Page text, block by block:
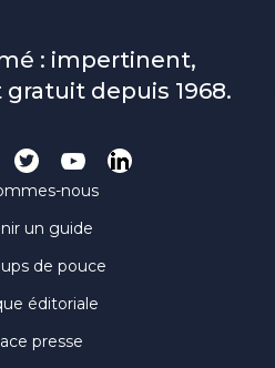
: impertinent,
depuis 1968.
nous
un guide
de pouce
éditoriale
presse